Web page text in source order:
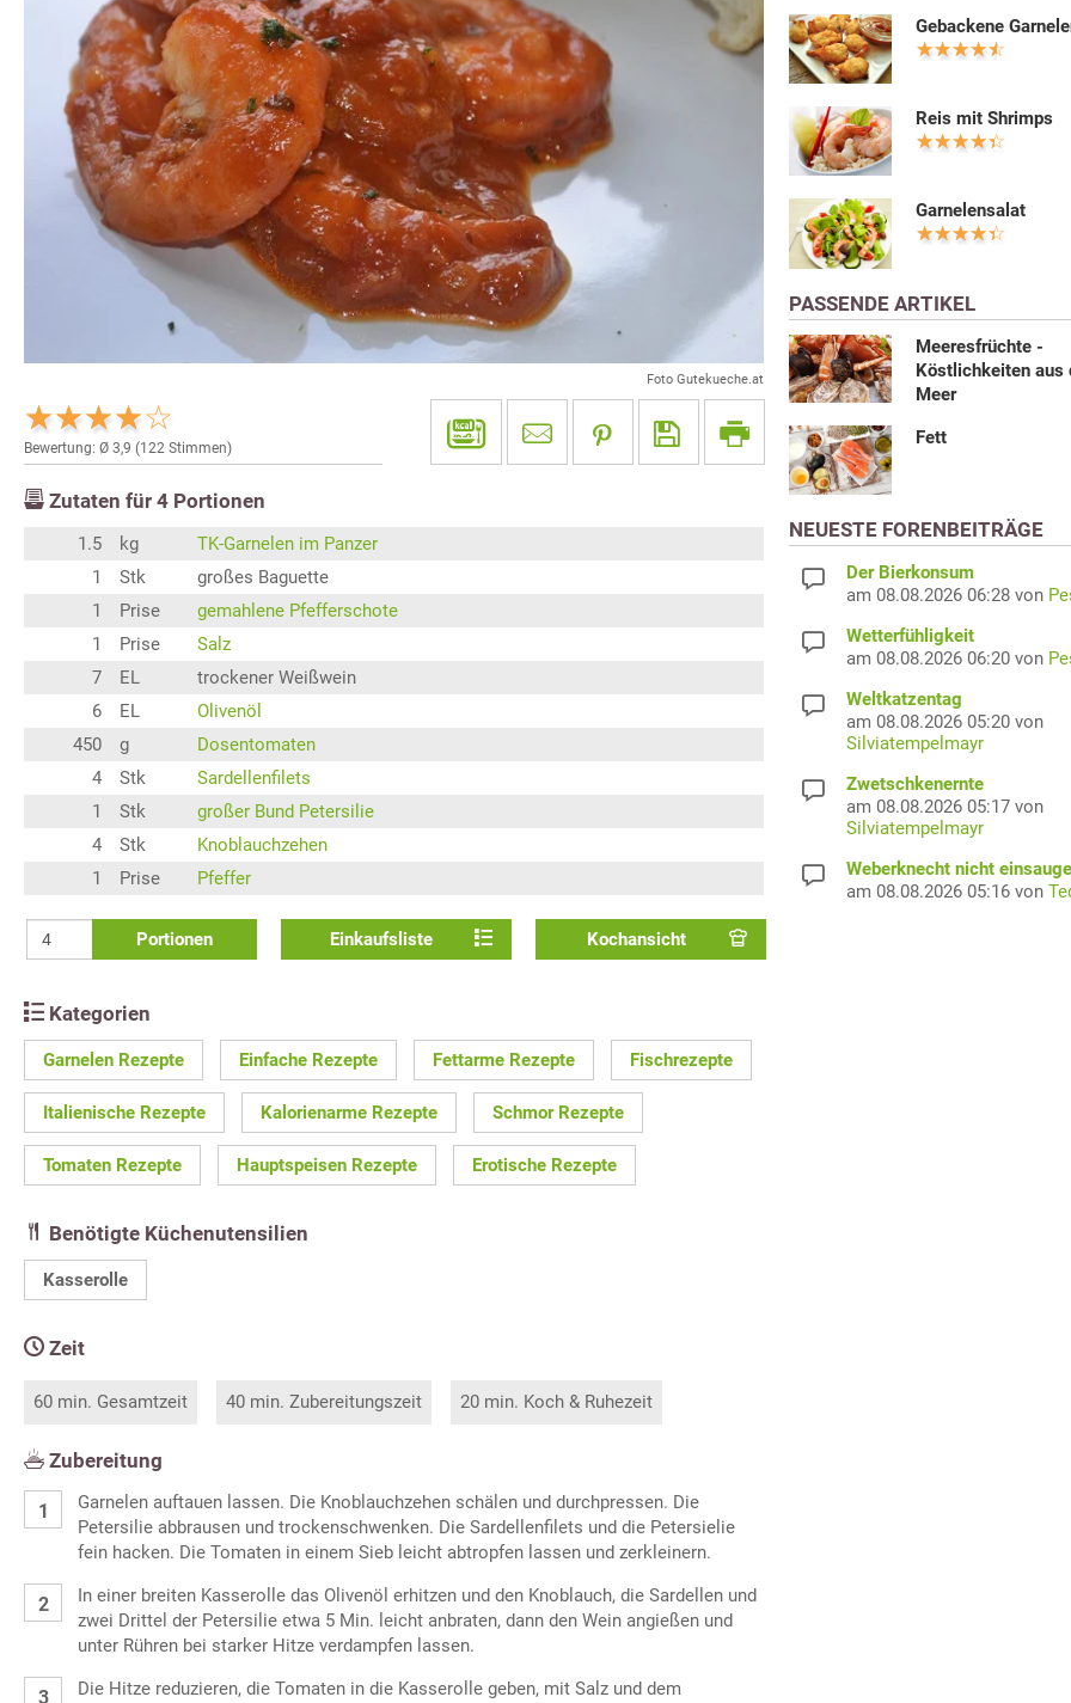
Foto Gutekueche.at
Bewertung: Ø 3,9 (122 Stimmen)
Zutaten für 4 Portionen
1.5 kg
TK-Garnelen im Panzer
1
Stk
großes Baguette
1
Prise
gemahlene Pfefferschote
1
Prise
Salz
7
EL
trockener Weißwein
6
EL
Olivenöl
450
g
Dosentomaten
4
Stk
Sardellenfilets
1
Stk
großer Bund Petersilie
4
Stk
Knoblauchzehen
1
Prise Pfeffer
Portionen Einkaufsliste Kochansicht
Kategorien
Garnelen Rezepte Einfache Rezepte Fettarme Rezepte Fischrezepte
Italienische Rezepte Kalorienarme Rezepte Schmor Rezepte
Tomaten Rezepte Hauptspeisen Rezepte Erotische Rezepte
Benötigte Küchenutensilien
Kasserolle
Zeit
60 min. Gesamtzeit 40 min. Zubereitungszeit 20 min. Koch & Ruhezeit
Zubereitung
Garnelen auftauen lassen. Die Knoblauchzehen schälen und durchpressen. Die
Petersilie abbrausen und trockenschwenken. Die Sardellenfilets und die Petersielie
fein hacken. Die Tomaten in einem Sieb leicht abtropfen lassen und zerkleinern.
In einer breiten Kasserolle das Olivenöl erhitzen und den Knoblauch, die Sardellen und
zwei Drittel der Petersilie etwa 5 Min. leicht anbraten, dann den Wein angießen und
unter Rühren bei starker Hitze verdampfen lassen.
Die Hitze reduzieren, die Tomaten in die Kasserolle geben, mit Salz und dem
Gebackene
Reis mit Shrimps
Garnelensalat
PASSENDE ARTIKEL
Meeresfrüchte -
Köstlichkeiten aus
Meer
Fett
NEUESTE FORENBEITRÄGE
Der Bierkonsum
am 08.08.2026 06:28 von
Wetterfühligkeit
am 08.08.2026 06:20 von
Weltkatzentag
am 08.08.2026 05:20 von
Silviatempelmayr
Zwetschkenernte
am 08.08.2026 05:17 von
Silviatempelmayr
Weberknecht nicht
am 08.08.2026 05:16 von